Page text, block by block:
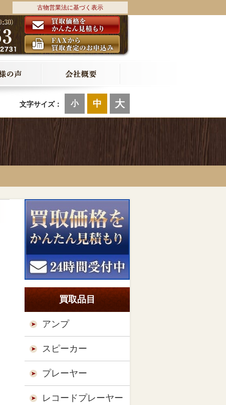
古物営業法に基づく表示
文字サイズ： 小 中 大
買取品目
アンプ
スピーカー
プレーヤー
レコードプレーヤー